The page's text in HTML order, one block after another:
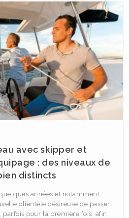
avec skipper et
: des niveaux de
distincts
années et notamment
clientèle désireuse de passer
parfois pour la première fois, afin